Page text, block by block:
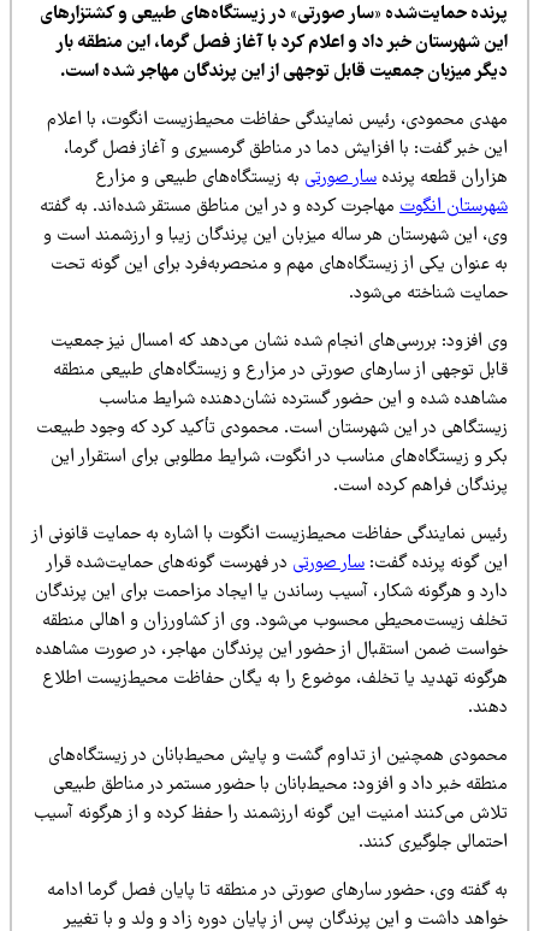
حمایت‌شده «سار صورتی» در زیستگاه‌های طبیعی و کشتزارهای
شهرستان خبر داد و اعلام کرد با آغاز فصل گرما، این منطقه بار
میزبان جمعیت قابل توجهی از این پرندگان مهاجر شده است.
محمودی، رئیس نمایندگی حفاظت محیط‌زیست انگوت، با اعلام
خبر گفت: با افزایش دما در مناطق گرمسیری و آغاز فصل گرما،
قطعه پرنده سار صورتیبه زیستگاه‌های طبیعی و مزارع
انگوتمهاجرت کرده و در این مناطق مستقر شده‌اند. به گفته
این شهرستان هر ساله میزبان این پرندگان زیبا و ارزشمند است و
عنوان یکی از زیستگاه‌های مهم و منحصربه‌فرد برای این گونه تحت
شناخته می‌شود.
افزود: بررسی‌های انجام شده نشان می‌دهد که امسال نیز جمعیت
توجهی از سارهای صورتی در مزارع و زیستگاه‌های طبیعی منطقه
شده و این حضور گسترده نشان‌دهنده شرایط مناسب
در این شهرستان است. محمودی تأکید کرد که وجود طبیعت
و زیستگاه‌های مناسب در انگوت، شرایط مطلوبی برای استقرار این
فراهم کرده است.
نمایندگی حفاظت محیط‌زیست انگوت با اشاره به حمایت قانونی از
گونه پرنده گفت:سار صورتیدر فهرست گونه‌های حمایت‌شده قرار
و هرگونه شکار، آسیب رساندن یا ایجاد مزاحمت برای این پرندگان
زیست‌محیطی محسوب می‌شود. وی از کشاورزان و اهالی منطقه
ضمن استقبال از حضور این پرندگان مهاجر، در صورت مشاهده
تهدید یا تخلف، موضوع را به یگان حفاظت محیط‌زیست اطلاع
همچنین از تداوم گشت و پایش محیط‌بانان در زیستگاه‌های
خبر داد و افزود: محیط‌بانان با حضور مستمر در مناطق طبیعی
می‌کنند امنیت این گونه ارزشمند را حفظ کرده و از هرگونه آسیب
جلوگیری کنند.
گفته وی، حضور سارهای صورتی در منطقه تا پایان فصل گرما ادامه
داشت و این پرندگان پس از پایان دوره زاد و ولد و با تغییر